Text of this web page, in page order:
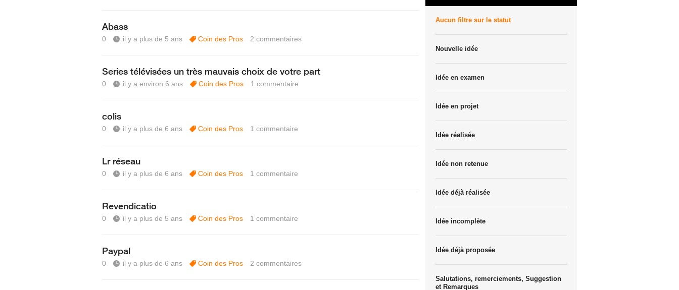
Abass
0 il y a plus de 5 ans Coin des Pros 2 commentaires
Series télévisées un très mauvais choix de votre part
0 il y a environ 6 ans Coin des Pros 1 commentaire
colis
0 il y a plus de 6 ans Coin des Pros 1 commentaire
Lr réseau
0 il y a plus de 6 ans Coin des Pros 1 commentaire
Revendicatio
0 il y a plus de 5 ans Coin des Pros 1 commentaire
Paypal
0 il y a plus de 6 ans Coin des Pros 2 commentaires
Aucun filtre sur le statut
Nouvelle idée
Idée en examen
Idée en projet
Idée réalisée
Idée non retenue
Idée déjà réalisée
Idée incomplète
Idée déjà proposée
Salutations, remerciements, Suggestion
et Remarques